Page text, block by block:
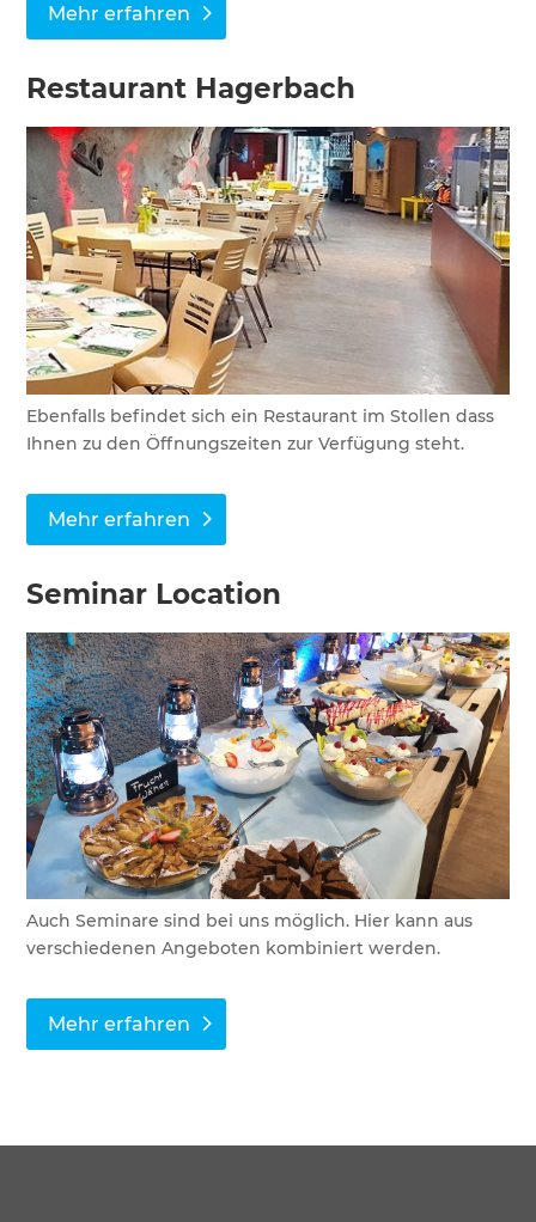
Mehr erfahren
Restaurant Hagerbach
Ebenfalls befindet sich ein Restaurant im Stollen dass
Ihnen zu den Öffnungszeiten zur Verfügung steht.
Mehr erfahren
Seminar Location
Auch Seminare sind bei uns möglich. Hier kann aus
verschiedenen Angeboten kombiniert werden.
Mehr erfahren